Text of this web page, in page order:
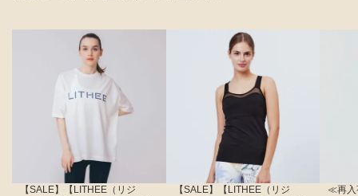
【SALE】【LITHEE（リジ
【SALE】【LITHEE（リジ
≪再入